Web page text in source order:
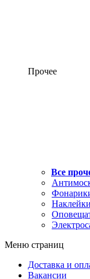
Прочее
Все
Меню страниц
Доставка и
Вакансии